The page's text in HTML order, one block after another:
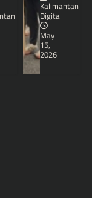
Kalimantan
Digital
May
15,
2026